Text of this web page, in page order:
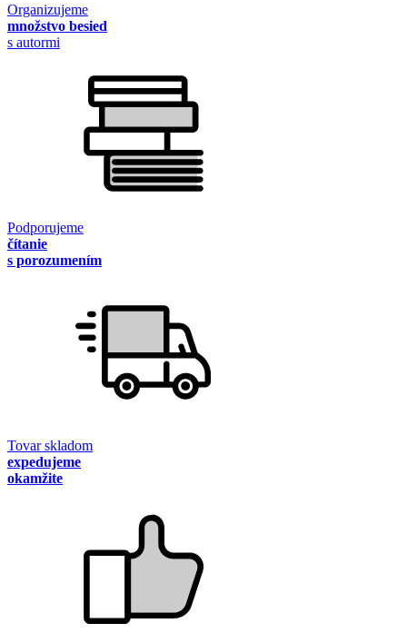
Organizujeme
množstvo besied
s autormi
Podporujeme
čítanie
s porozumením
Tovar skladom
expedujeme
okamžite